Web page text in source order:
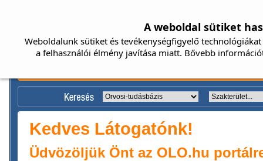
Kedves Látogatónk!
Üdvözöljük Önt az OLO.hu
A weboldal sütiket
Weboldalunk sütiket és tevékenységfigyelő
a felhasználói élmény javítása miatt. Bővebb